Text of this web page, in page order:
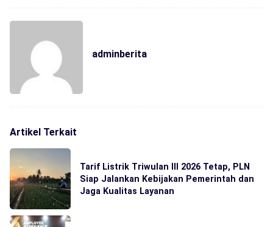
adminberita
Artikel Terkait
Tarif Listrik Triwulan III 2026 Tetap, PLN
Siap Jalankan Kebijakan Pemerintah dan
Jaga Kualitas Layanan